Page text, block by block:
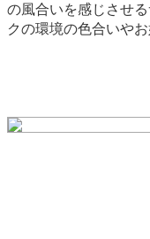
の風合いを感じさせ
クの環境の色合いや